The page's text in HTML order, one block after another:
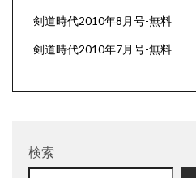
剣道時代2010年8月号-無料
剣道時代2010年7月号-無料
検索